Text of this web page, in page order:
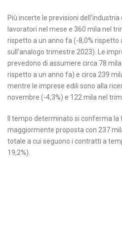
Più incerte le previsioni
lavoratori nel mese e 360 mila nel
rispetto a un anno fa (-8,0% rispetto
sull’analogo trimestre 2023). Le
prevedono di assumere circa 78
rispetto a un anno fa) e circa 239
mentre le imprese edili sono alla
novembre (-4,3%) e 122 mila nel
Il tempo determinato si conferma
maggiormente proposta con 237
totale a cui seguono i contratti a
19,2%).